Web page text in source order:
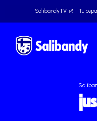
SalibandyTV